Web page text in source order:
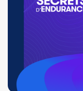
Constructeur de séances